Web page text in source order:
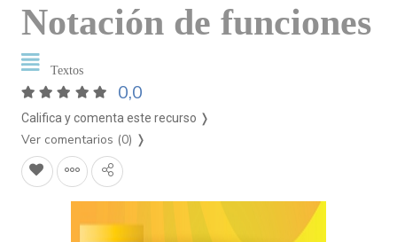
Notación de funciones
Textos
0,0
Califica y comenta este recurso ❭
Ver comentarios (0) ❭